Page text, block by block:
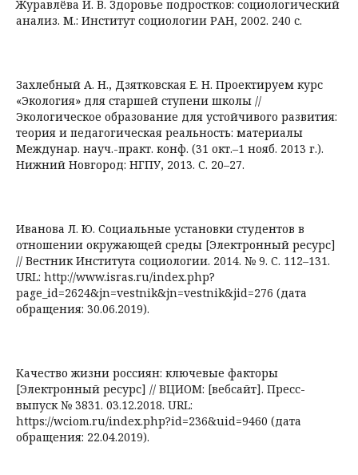
Журавлёва И. В. Здоровье подростков: социологический
анализ. М.: Институт социологии РАН, 2002. 240 с.
Захлебный А. Н., Дзятковская Е. Н. Проектируем курс
«Экология» для старшей ступени школы //
Экологическое образование для устойчивого развития:
теория и педагогическая реальность: материалы
Междунар. науч.-практ. конф. (31 окт.–1 нояб. 2013 г.).
Нижний Новгород: НГПУ, 2013. C. 20–27.
Иванова Л. Ю. Социальные установки студентов в
отношении окружающей среды [Электронный ресурс]
// Вестник Института социологии. 2014. № 9. С. 112–131.
URL: http://www.isras.ru/index.php?
page_id=2624&jn=vestnik&jn=vestnik&jid=276 (дата
обращения: 30.06.2019).
Качество жизни россиян: ключевые факторы
[Электронный ресурс] // ВЦИОМ: [вебсайт]. Пресс-
выпуск № 3831. 03.12.2018. URL:
https://wciom.ru/index.php?id=236&uid=9460 (дата
обращения: 22.04.2019).